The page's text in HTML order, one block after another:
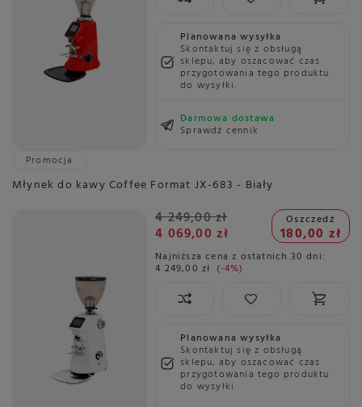
Planowana wysyłka
Skontaktuj się z obsługą
sklepu, aby oszacować czas
przygotowania tego produktu
do wysyłki.
Darmowa dostawa
Sprawdź cennik
Promocja
Młynek do kawy Coffee Format JX-683 - Biały
4 249,00 zł
4 069,00 zł
Oszczedź
180,00 zł
Najniższa cena z ostatnich 30 dni:
4 249,00 zł -4%
Planowana wysyłka
Skontaktuj się z obsługą
sklepu, aby oszacować czas
przygotowania tego produktu
do wysyłki.